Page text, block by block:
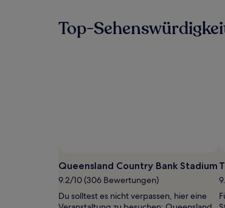
in
den
Preise
und
Verfügbarkeiten
können
Top-
Queensland Country Bank Stadium
9.2/10 (306 Bewertungen)
Du solltest es nicht verpassen, hier eine